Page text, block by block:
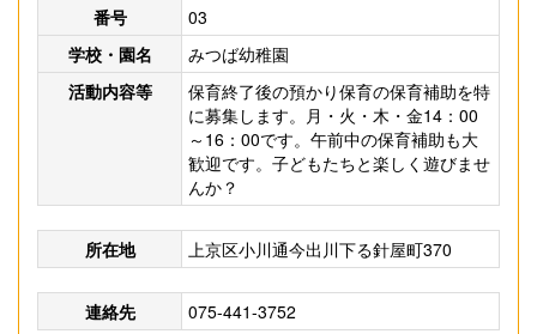
番号
03
学校・園名
みつば幼稚園
活動内容等
保育終了後の預かり保育の保育補助を特
に募集します。月・火・木・金14：00
～16：00です。午前中の保育補助も大
歓迎です。子どもたちと楽しく遊びませ
んか？
所在地 上京区小川通今出川下る針屋町370
連絡先 075-441-3752